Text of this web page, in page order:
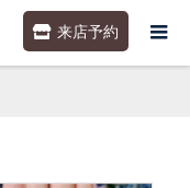
来店予約